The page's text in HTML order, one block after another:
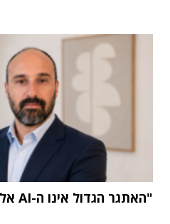
"האתגר הגדול אינו ה-AI אלא הטמעתה בארגון"